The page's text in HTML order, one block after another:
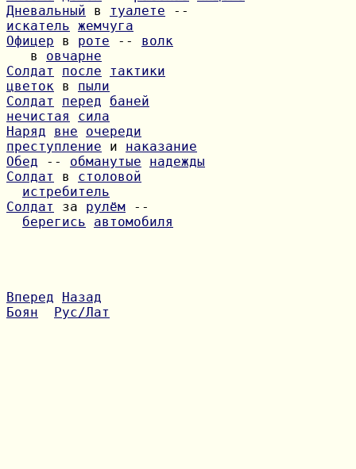
Дневальный в туалете
искатель жемчуга
Офицер в роте -- волк
   в
овчарне
Солдат
после
тактики
цветок в пыли
Солдат
перед
баней
нечистая
сила
Наряд
вне
очереди
преступление и наказание
Обед -- обманутые
надежды
Солдат
в столовой
истребитель
Солдат
за рулём
берегись
автомобиля
Вперед
Назад
Боян
Рус/Лат